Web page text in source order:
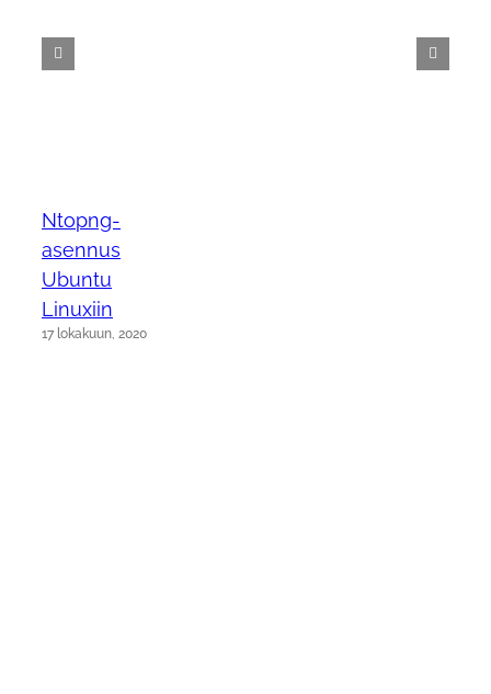
Ntopng-
asennus
Ubuntu
Linuxiin
17 lokakuun, 2020